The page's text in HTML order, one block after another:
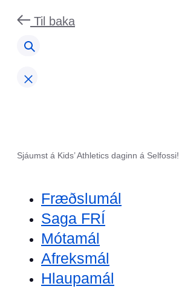
Til baka
Sjáumst á Kids’ Athletics daginn á Selfossi!
Fræðslumál
Saga FRÍ
Mótamál
Afreksmál
Hlaupamál